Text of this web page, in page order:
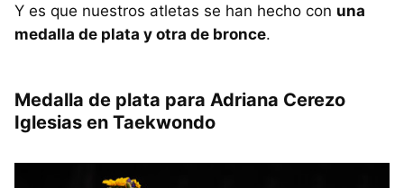
Y es que nuestros atletas se han hecho con una
medalla de plata y otra de bronce.
Medalla de plata para Adriana Cerezo
Iglesias en Taekwondo